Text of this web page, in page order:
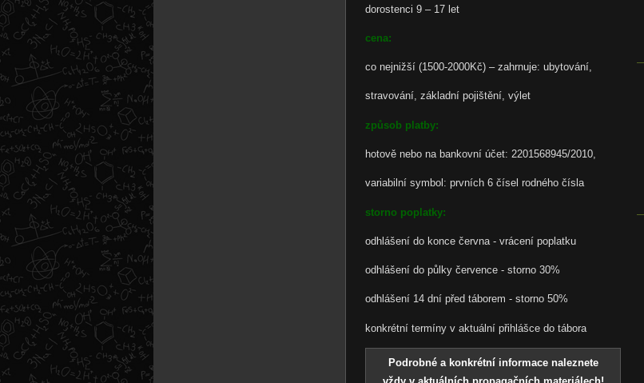
dorostenci 9 – 17 let
cena:
co nejnižší (1500-2000Kč) – zahrnuje: ubytování,
stravování, základní pojištění, výlet
způsob platby:
hotově nebo na bankovní účet: 2201568945/2010,
variabilní symbol: prvních 6 čísel rodného čísla
storno poplatky:
odhlášení do konce června - vrácení poplatku
odhlášení do půlky července - storno 30%
odhlášení 14 dní před táborem - storno 50%
konkrétní termíny v aktuální přihlášce do tábora
Podrobné a konkrétní informace naleznete